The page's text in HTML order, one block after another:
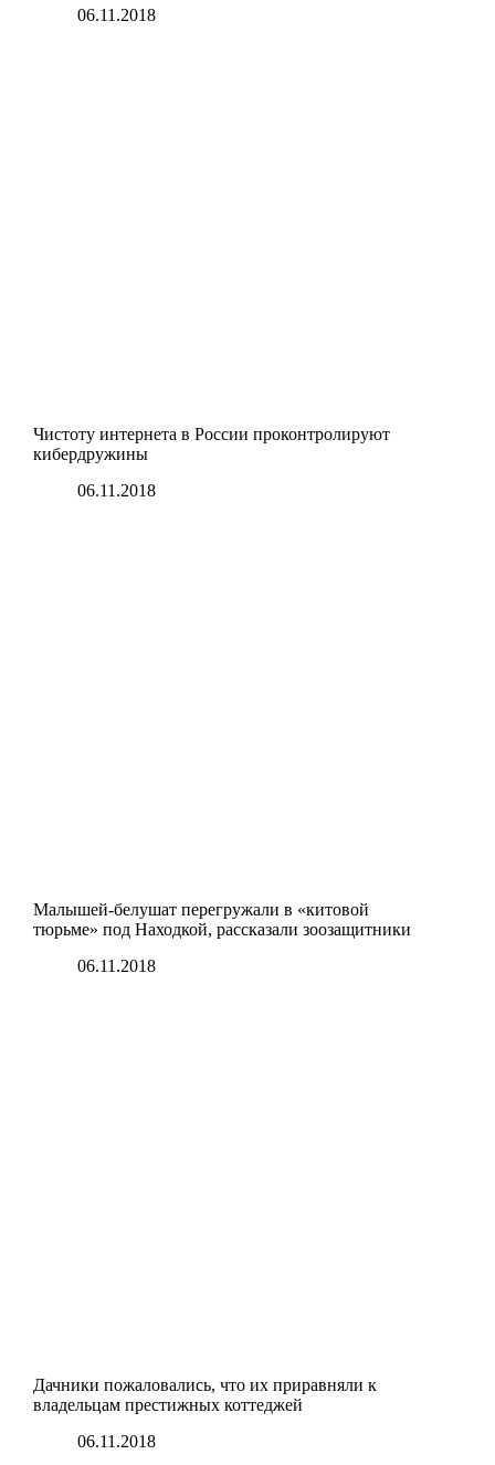
06.11.2018
Чистоту интернета в России проконтролируют
кибердружины
06.11.2018
Малышей-белушат перегружали в «китовой
тюрьме» под Находкой, рассказали зоозащитники
06.11.2018
Дачники пожаловались, что их приравняли к
владельцам престижных коттеджей
06.11.2018